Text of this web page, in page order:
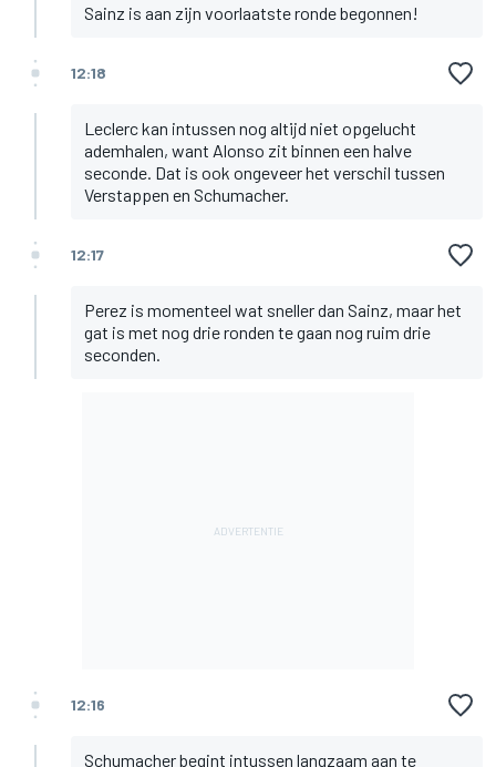
Sainz is aan zijn voorlaatste ronde begonnen!
12:18
Leclerc kan intussen nog altijd niet opgelucht
ademhalen, want Alonso zit binnen een halve
seconde. Dat is ook ongeveer het verschil tussen
Verstappen en Schumacher.
12:17
Perez is momenteel wat sneller dan Sainz, maar het
gat is met nog drie ronden te gaan nog ruim drie
seconden.
12:16
Schumacher begint intussen langzaam aan te